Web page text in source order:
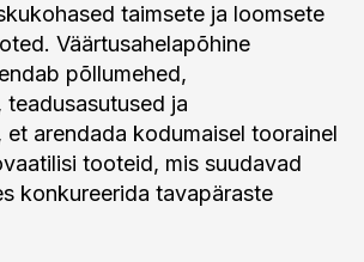
taimsete ja loomsete
Väärtusahelapõhine
põllumehed,
ja
et arendada kodumaisel toorainel
tooteid, mis suudavad
konkureerida tavapäraste